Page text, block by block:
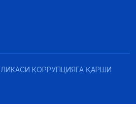
КОРРУПЦИЯГА ҚАРШИ